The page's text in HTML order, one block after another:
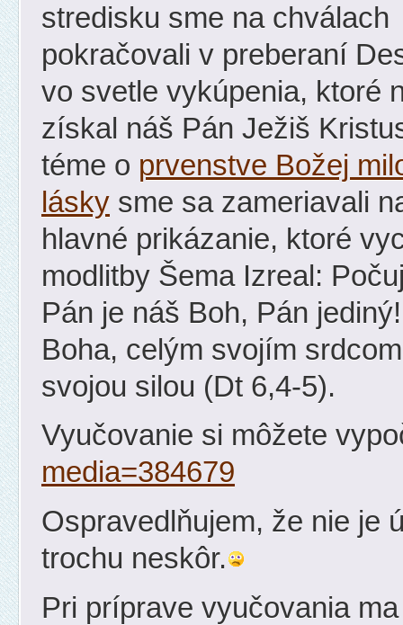
stredisku sme na chválach
pokračovali v preberaní
vo svetle vykúpenia, ktoré
získal náš Pán Ježiš
téme o prvenstve Božej
lásky sme sa zameriavali
hlavné prikázanie, ktoré
modlitby Šema Izreal:
Pán je náš Boh, Pán
Boha, celým svojím
svojou silou (Dt 6,4-5).
Vyučovanie si môžete
media=384679
Ospravedlňujem, že nie je
trochu neskôr.
Pri príprave vyučovania